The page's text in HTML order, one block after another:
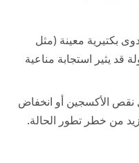
بكتيرية معينة (مثل
قد يثير استجابة مناعية
نقص الأكسجين أو انخفاض
من خطر تطور الحالة.